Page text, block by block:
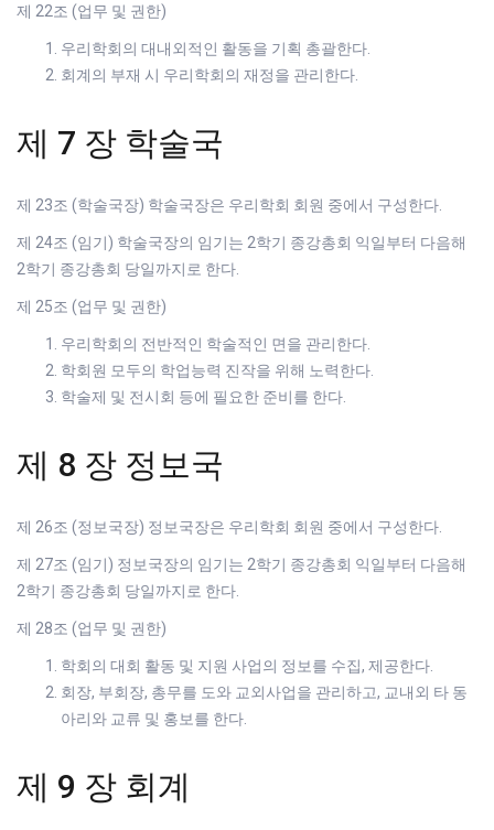
제 22조 (업무 및 권한)
우리학회의 대내외적인 활동을 기획 총괄한다.
회계의 부재 시 우리학회의 재정을 관리한다.
제 7 장 학술국
제 23조 (학술국장) 학술국장은 우리학회 회원 중에서 구성한다.
제 24조 (임기) 학술국장의 임기는 2학기 종강총회 익일부터 다음해
2학기 종강총회 당일까지로 한다.
제 25조 (업무 및 권한)
우리학회의 전반적인 학술적인 면을 관리한다.
학회원 모두의 학업능력 진작을 위해 노력한다.
학술제 및 전시회 등에 필요한 준비를 한다.
제 8 장 정보국
제 26조 (정보국장) 정보국장은 우리학회 회원 중에서 구성한다.
제 27조 (임기) 정보국장의 임기는 2학기 종강총회 익일부터 다음해
2학기 종강총회 당일까지로 한다.
제 28조 (업무 및 권한)
학회의 대회 활동 및 지원 사업의 정보를 수집, 제공한다.
회장, 부회장, 총무를 도와 교외사업을 관리하고, 교내외 타 동
아리와 교류 및 홍보를 한다.
제 9 장 회계